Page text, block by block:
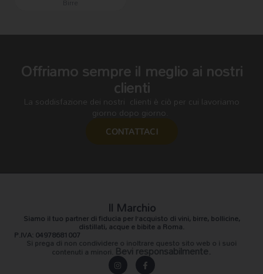
Offriamo sempre il meglio ai nostri
clienti
La soddisfazione dei nostri clienti è ciò per cui lavoriamo
giorno dopo giorno.
CONTATTACI
Il Marchio
Siamo il tuo partner di fiducia per l’acquisto di vini, birre, bollicine,
distillati, acque e bibite a Roma.
P.IVA: 04978681007
Si prega di non condividere o inoltrare questo sito web o i suoi
contenuti a minori. Bevi responsabilmente.
In F
a